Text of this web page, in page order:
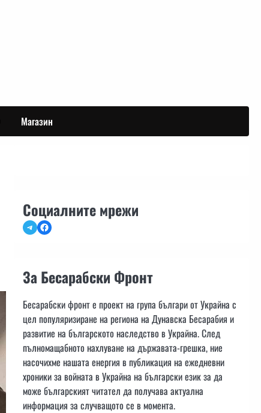
Магазин
Социалните мрежи
TelegramFacebook
За Бесарабски Фронт
Бесарабски фронт е проект на група българи от Украйна с
цел популяризиране на региона на Дунавска Бесарабия и
развитие на българското наследство в Украйна. След
пълномащабното нахлуване на държавата-грешка, ние
насочихме нашата енергия в публикация на ежедневни
хроники за войната в Украйна на български език за да
може българският читател да получава актуална
информация за случващото се в момента.